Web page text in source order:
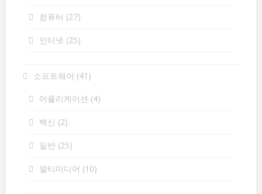
컴퓨터 (27)
인터넷 (25)
소프트웨어 (41)
어플리케이션 (4)
백신 (2)
일반 (25)
멀티미디어 (10)